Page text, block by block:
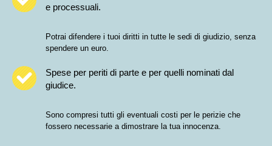
e processuali.
Potrai difendere i tuoi diritti in tutte le sedi di giudizio, senza
spendere un euro.
Spese per periti di parte e per quelli nominati dal
giudice.
Sono compresi tutti gli eventuali costi per le perizie che
fossero necessarie a dimostrare la tua innocenza.